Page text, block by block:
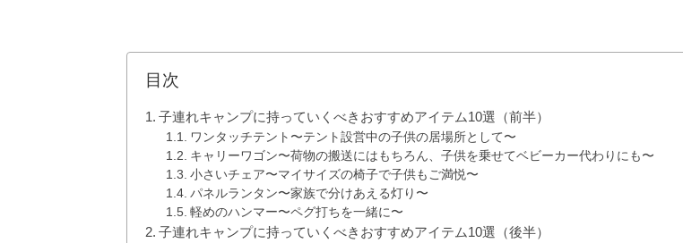
目次
子連れキャンプに持っていくべきおすすめアイテム10選（前半）
ワンタッチテント〜テント設営中の子供の居場所として〜
キャリーワゴン〜荷物の搬送にはもちろん、子供を乗せてベビーカー代わりにも〜
小さいチェア〜マイサイズの椅子で子供もご満悦〜
パネルランタン〜家族で分けあえる灯り〜
軽めのハンマー〜ペグ打ちを一緒に〜
子連れキャンプに持っていくべきおすすめアイテム10選（後半）